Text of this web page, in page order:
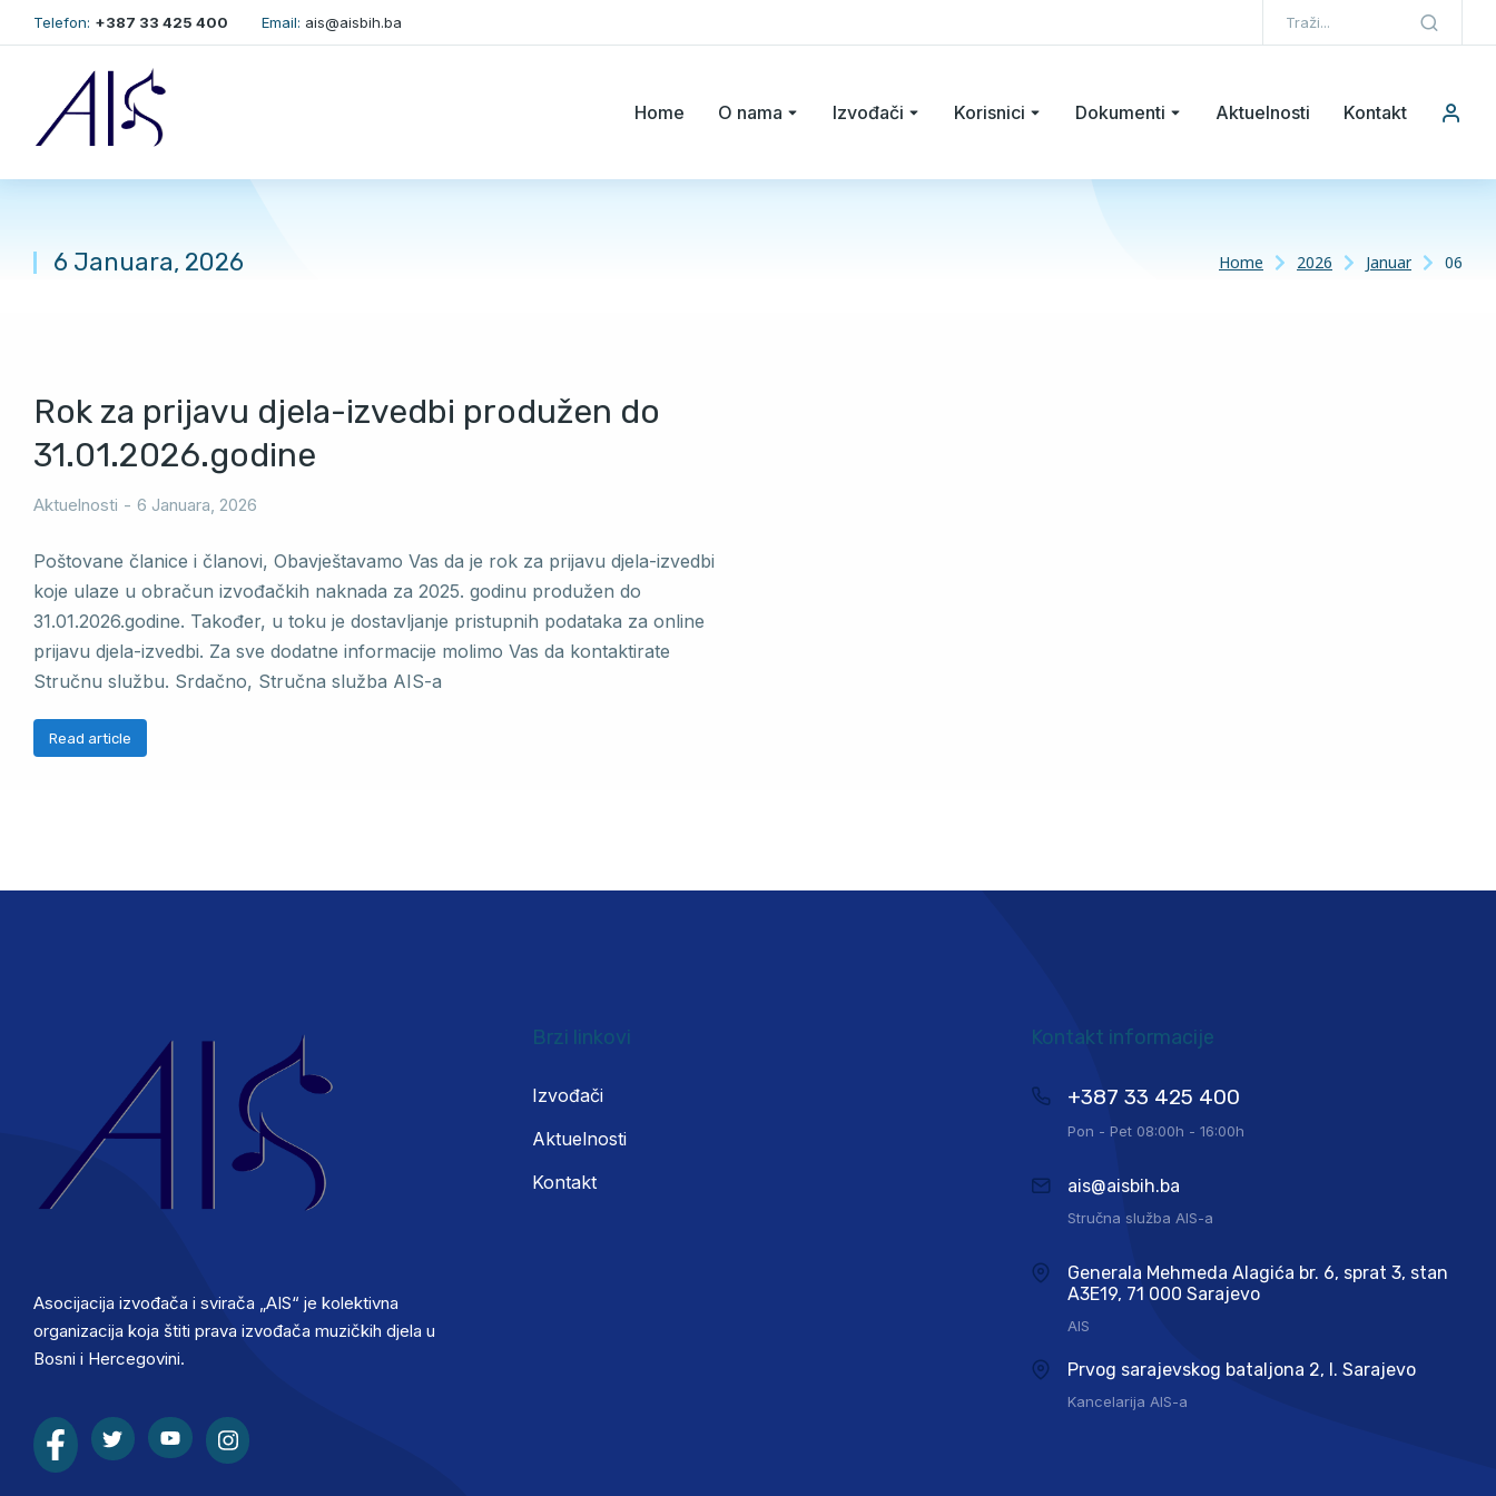
Telefon: +387 33 425 400 Email: ais@aisbih.ba
Home O nama Izvođači Korisnici Dokumenti Aktuelnosti Kontakt
6 Januara, 2026 Home 2026 Januar 06
Rok za prijavu djela-izvedbi produžen do
31.01.2026.godine
Aktuelnosti 6 Januara, 2026
Poštovane članice i članovi, Obavještavamo Vas da je rok za prijavu djela-izvedbi
koje ulaze u obračun izvođačkih naknada za 2025. godinu produžen do
31.01.2026.godine. Također, u toku je dostavljanje pristupnih podataka za online
prijavu djela-izvedbi. Za sve dodatne informacije molimo Vas da kontaktirate
Stručnu službu. Srdačno, Stručna služba AIS-a
Read article
Asocijacija izvođača i svirača „AIS“ je kolektivna
organizacija koja štiti prava izvođača muzičkih djela u
Bosni i Hercegovini.
Brzi linkovi
Izvođači
Aktuelnosti
Kontakt
Kontakt informacije
+387 33 425 400
Pon - Pet 08:00h - 16:00h
ais@aisbih.ba
Stručna služba AIS-a
Generala Mehmeda Alagića br. 6, sprat 3, stan
A3E19, 71 000 Sarajevo
AIS
Prvog sarajevskog bataljona 2, I. Sarajevo
Kancelarija AIS-a